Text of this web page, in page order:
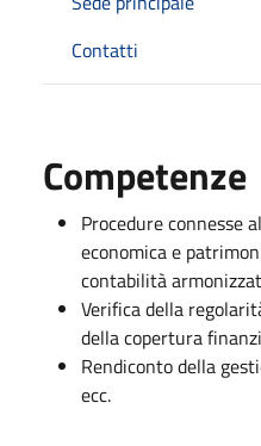
Contatti
Competenze
Procedure connesse
economica e
contabilità
Verifica della
della copertura
Rendiconto della
ecc.